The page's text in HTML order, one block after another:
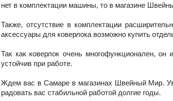
нет в комплектации машины, то в магазине
Также, отсутствие в комплектации
аксессуары для коверлока возможно купить
Так как коверлок очень многофункционален,
устойчив при работе.
Ждем вас в Самаре в магазинах Швейный Мир.
радовать вас стабильной работой долгие годы.